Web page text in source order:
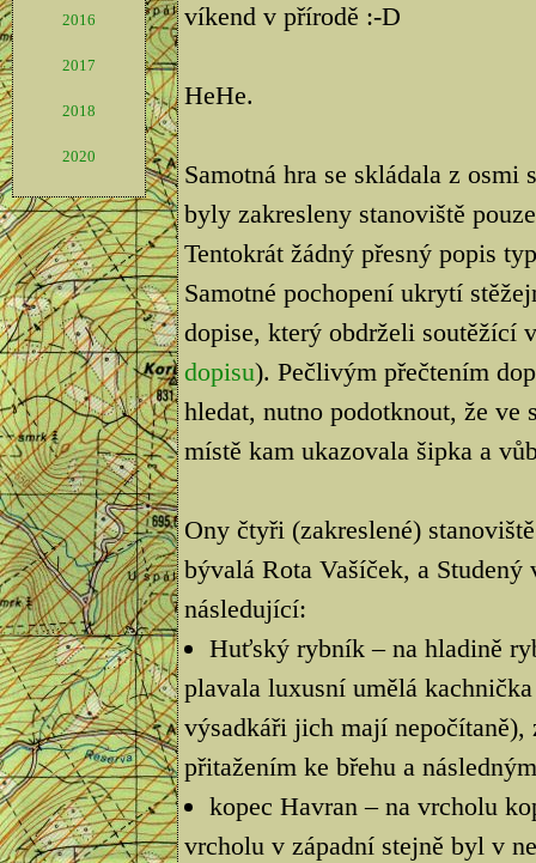
2016
2017
2018
2020
víkend v přírodě :-D
HeHe.
Samotná hra se skládala z
byly zakresleny stanoviště
Tentokrát žádný přesný popis
Samotné pochopení ukrytí
dopise, který obdrželi soutěžící
dopisu). Pečlivým přečtením
hledat, nutno podotknout, že ve
místě kam ukazovala šipka a
Ony čtyři (zakreslené)
bývalá Rota Vašíček, a
následující:
Huťský rybník – na hladině
plavala luxusní umělá
výsadkáři jich mají
přitažením ke břehu a
kopec Havran – na vrcholu
vrcholu v západní stejně byl v